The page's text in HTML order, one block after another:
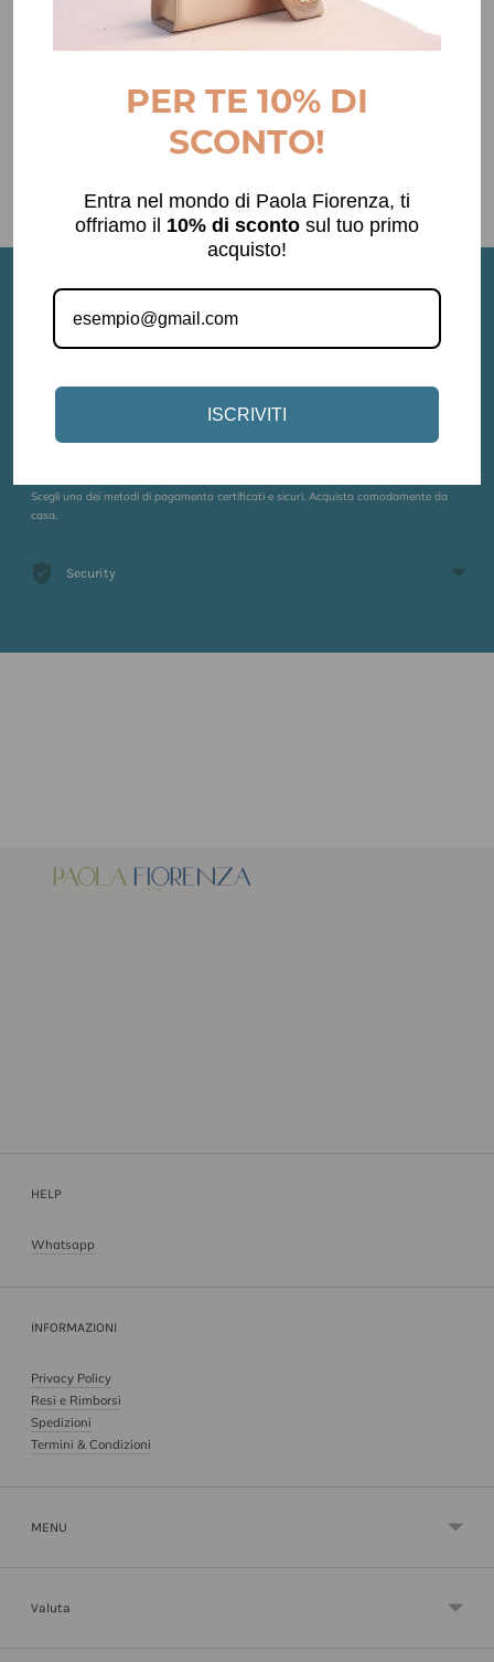
prodotto
carrello...
Spedizione Gratuita
Scegli uno dei metodi di pagamento certificati e sicuri. Acquista comodamente da
casa.
Security
HELP
Whatsapp
INFORMAZIONI
Privacy Policy
Resi e Rimborsi
Spedizioni
Termini & Condizioni
MENU
Valuta
PER TE 10% DI
SCONTO!
Entra nel mondo di Paola Fiorenza, ti
offriamo il 10% di sconto sul tuo primo
acquisto!
ISCRIVITI